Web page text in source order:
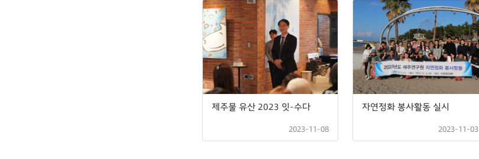
제주물 유산 2023 잇-수다
2023-11-08
자연정화 봉사활동 실시
2023-11-03